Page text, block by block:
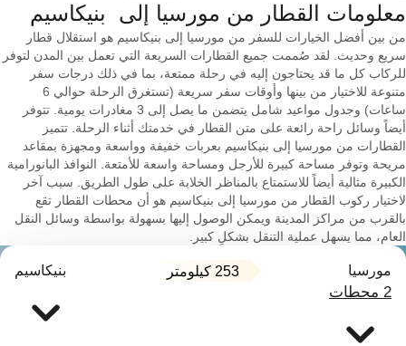
معلومات القطار من ‎مورسيا إلى ‎ بنيكاسيم
من بين أفضل الخيارات للسفر من مورسيا إلى بنيكاسيم هو استقلال قطار
سريع وحديث. لقد صُممت جميع القطارات السريعة التي تعمل بين المدن لتوفر
للركاب كل ما قد يحتاجون إليه في رحلة ممتعة، بما في ذلك درجات سفر
متنوعة للاختيار من بينها وأوقات سفر سريعة (تستغرق الرحلة حوالي 6
ساعات) وجدول مواعيد شامل يتضمن ما يصل إلى 3 مغادرات يومية. تتوفر
أيضاً وسائل راحة رائعة على متن القطار في خدمتك أثناء الرحلة. تتميز
القطارات من مورسيا إلى بنيكاسيم بعربات خفيفة وواسعة ومجهزة بمقاعد
مريحة وتوفر مساحة كبيرة للأرجل ومساحة واسعة للأمتعة. النوافذ البانورامية
الكبيرة مثالية أيضاً للاستمتاع بالمناظر الخلابة على طول الطريق. سبب آخر
لاختيار ركوب القطار من مورسيا إلى بنيكاسيم هو أن محطات القطار تقع
بالقرب من مراكز المدينة ويمكن الوصول إليها بسهولة بواسطة وسائل النقل
العام، مما يسهل عملية التنقل بشكلٍ كبير.
مورسيا 253 كيلومتر بنيكاسيم
2 محطات